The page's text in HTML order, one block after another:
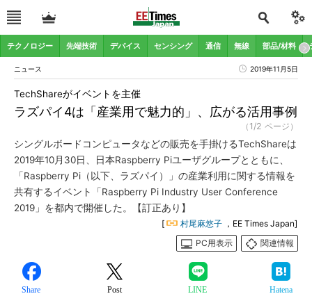
テクノロジー 先端技術 デバイス センシング 通信 無線 部品/材料
ニュース 2019年11月5日
ラズパイ4は「産業用で魅力的」、広がる活用事例
TechShareがイベントを主催
（1/2 ページ）
シングルボードコンピュータなどの販売を手掛けるTechShareは
2019年10月30日、日本Raspberry Piユーザグループとともに、
「Raspberry Pi（以下、ラズパイ）」の産業利用に関する情報を
共有するイベント「Raspberry Pi Industry User Conference
2019」を都内で開催した。【訂正あり】
[ 村尾麻悠子 ，EE Times Japan]
PC用表示
関連情報
Share Post LINE Hatena